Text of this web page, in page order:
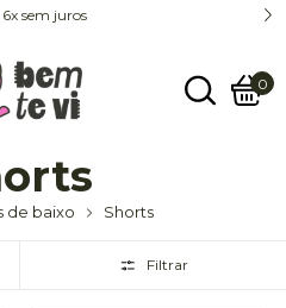
6x sem juros
0
de baixo Shorts
Filtrar